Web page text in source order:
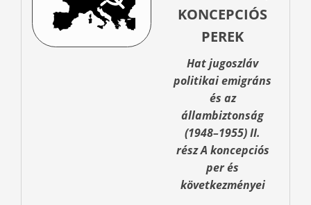
KONCEPCIÓS
PEREK
Hat jugoszláv
politikai emigráns
és az
állambiztonság
(1948–1955) II.
rész A koncepciós
per és
következményei